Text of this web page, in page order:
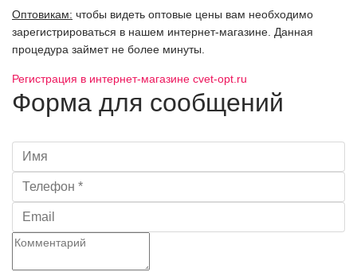
Оптовикам: чтобы видеть оптовые цены вам необходимо
зарегистрироваться в нашем интернет-магазине. Данная
процедура займет не более минуты.
Регистрация в интернет-магазине cvet-opt.ru
Форма для сообщений